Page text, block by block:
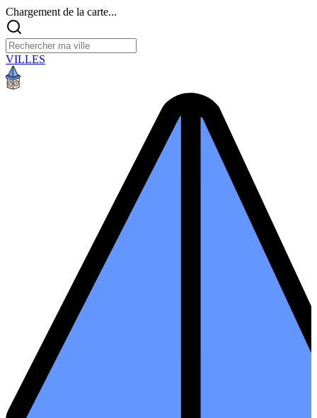
Chargement de la carte...
VILLES